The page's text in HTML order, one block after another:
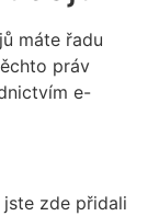
máte řadu
práv
e-
zde přidali